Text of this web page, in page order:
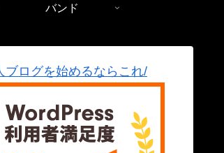
バンド
ブログを始めるならこれ/